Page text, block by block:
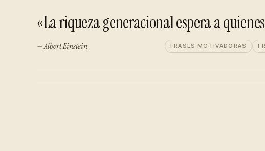
«La riqueza generacional espera a
— Albert Einstein FRASES MOTIVADORAS